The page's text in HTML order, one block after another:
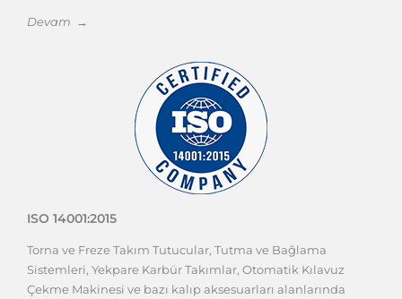
Devam →
ISO 14001:2015
Torna ve Freze Takım Tutucular, Tutma ve Bağlama
Sistemleri, Yekpare Karbür Takımlar, Otomatik Kılavuz
Çekme Makinesi ve bazı kalıp aksesuarları alanlarında